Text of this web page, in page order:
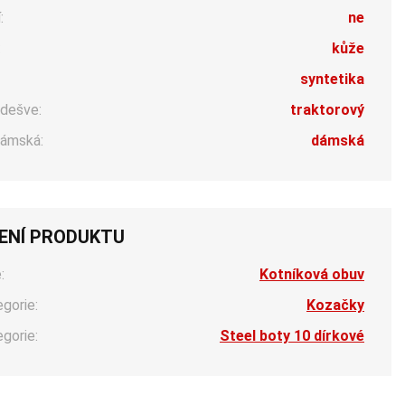
ne
kůže
syntetika
traktorový
dámská
PRODUKTU
Kotníková obuv
Kozačky
Steel boty 10 dírkové